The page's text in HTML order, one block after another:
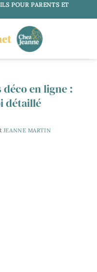
POUR PARENTS ET
en ligne :
détaillé
JEANNE MARTIN